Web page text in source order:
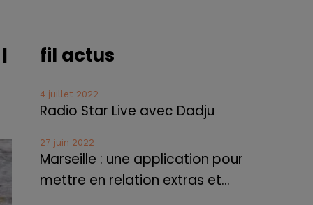
fil actus
4 juillet 2022
Radio Star Live avec Dadju
27 juin 2022
Marseille : une application pour
mettre en relation extras et...